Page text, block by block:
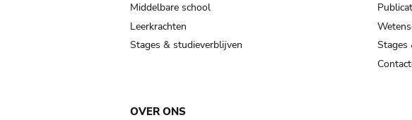
Middelbare school
Leerkrachten
Stages & studieverblijven
Stages
OVER ONS